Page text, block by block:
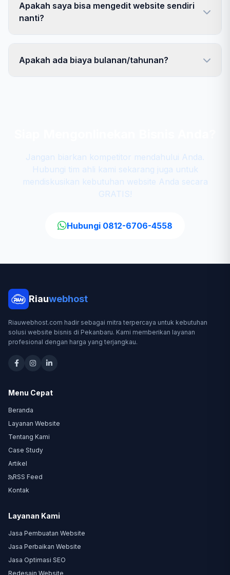
Apakah saya bisa mengedit website sendiri
nanti?
Apakah ada biaya bulanan/tahunan?
Jangan biarkan kompetitor mendahului Anda.
Hubungi tim ahli kami sekarang juga untuk
mendiskusikan kebutuhan website Anda secara
GRATIS!
Hubungi 0812-6706-4558
Riauwebhost
Riauwebhost.com hadir sebagai mitra terpercaya untuk kebutuhan
solusi website bisnis di Pekanbaru. Kami memberikan layanan
profesional dengan harga yang terjangkau.
Menu Cepat
Beranda
Layanan Website
Tentang Kami
Case Study
Artikel
RSS Feed
Kontak
Layanan Kami
Jasa Pembuatan Website
Jasa Perbaikan Website
Jasa Optimasi SEO
Redesain Website